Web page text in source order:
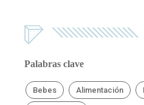
Palabras clave
Bebes Alimentación